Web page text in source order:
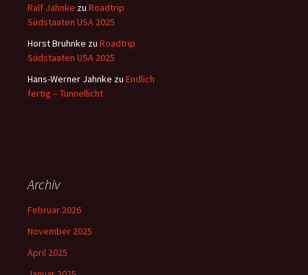
Ralf Jahnke zu Roadtrip
Südstaaten USA 2025
Horst Bruhnke zu Roadtrip
Südstaaten USA 2025
Hans-Werner Jahnke zu Endlich
fertig – Tunnellicht
Archiv
Februar 2026
November 2025
April 2025